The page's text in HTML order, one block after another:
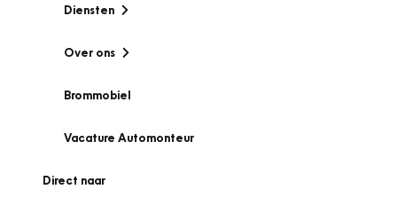
Diensten
Over ons
Brommobiel
Vacature Automonteur
Direct naar